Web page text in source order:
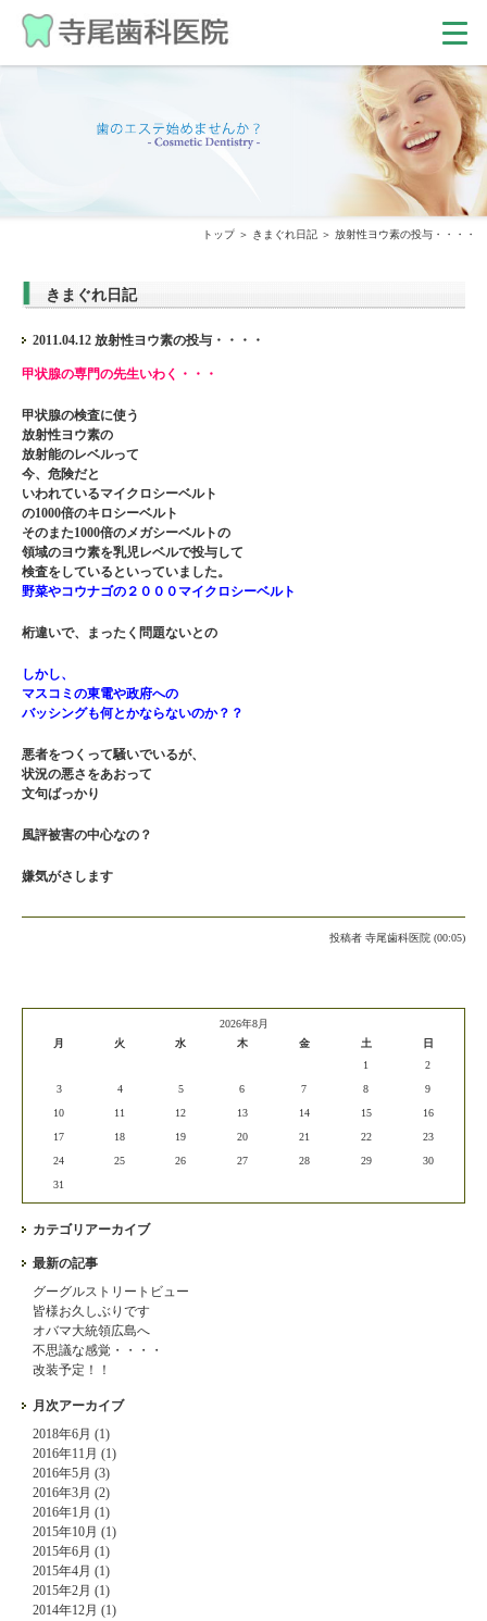
トップ きまぐれ日記 放射性ヨウ素の投与・・・・
きまぐれ日記
2011.04.12 放射性ヨウ素の投与・・・・
甲状腺の専門の先生いわく・・・
甲状腺の検査に使う
放射性ヨウ素の
放射能のレベルって
今、危険だと
いわれているマイクロシーベルト
の1000倍のキロシーベルト
そのまた1000倍のメガシーベルトの
領域のヨウ素を乳児レベルで投与して
検査をしているといっていました。
野菜やコウナゴの２０００マイクロシーベルト
桁違いで、まったく問題ないとの
しかし、
マスコミの東電や政府への
バッシングも何とかならないのか？？
悪者をつくって騒いでいるが、
状況の悪さをあおって
文句ばっかり
風評被害の中心なの？
嫌気がさします
投稿者 寺尾歯科医院 (00:05)
2026年8月
月
火 水 木 金 土
日
1
2
3
4 5 6 7 8
9
10
11 12 13 14 15
16
17
18 19 20 21 22
23
24
25 26 27 28 29
30
31
カテゴリアーカイブ
最新の記事
グーグルストリートビュー
皆様お久しぶりです
オバマ大統領広島へ
不思議な感覚・・・・
改装予定！！
月次アーカイブ
2018年6月 (1)
2016年11月 (1)
2016年5月 (3)
2016年3月 (2)
2016年1月 (1)
2015年10月 (1)
2015年6月 (1)
2015年4月 (1)
2015年2月 (1)
2014年12月 (1)